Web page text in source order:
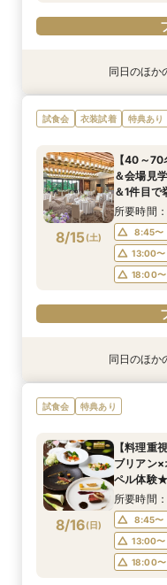
特典あり
8/14(金)
【少人数
アットホー
11:00〜
15:00〜
18:00〜
特典あり
8/14(金)
【料理重
ブリアン×
所要時間
11:00〜
15:00〜
18:00〜
8/14(金)
【フォト
なんでも
11:00〜
15:00〜
18:00〜
特典あり
8/14(金)
【２件目
＆予算相
リアン×
会◆
所要時間
11:00〜
15:00〜
18:00〜
衣装試着 特典あり
8/14(金)
【40～70
＆会場見
所要時間
11:00〜
15:00〜
18:00〜
衣装試着 特典あり
8/14(金)
【初めて
典＆来館7
所要時間
11:00〜
15:00〜
18:00〜
特典あり
8/14(金)
《庭園挙
万など最
貸切邸宅
イナビ限
所要時間
11:00〜
15:00〜
18:00〜
同日のほか
試食会 衣装試着 特典あり
8/15(土)
【40～
＆会場見
＆1件目
所要時間
8:45〜
13:00〜
18:00〜
特典あり
8/15(土)
【少人数
アットホー
8:45〜
13:00〜
18:00〜
8/15(土)
【フォト
なんでも
8:45〜
13:00〜
18:00〜
特典あり
8/15(土)
【2件目以
豪華試食つ
8:45〜
13:00〜
18:00〜
特典あり
8/15(土)
《庭園挙
万など最
貸切邸宅
イナビ限
所要時間
8:45〜
13:00〜
18:00〜
特典あり
8/15(土)
【料理重
ブリアン×
所要時間
8:45〜
13:00〜
18:00〜
衣装試着 特典あり
8/15(土)
【初めて
典＆来館7
所要時間
8:45〜
13:00〜
18:00〜
同日のほか
試食会 特典あり
8/16(日)
【料理重
ブリアン×
ペル体験
所要時間
8:45〜
13:00〜
18:00〜